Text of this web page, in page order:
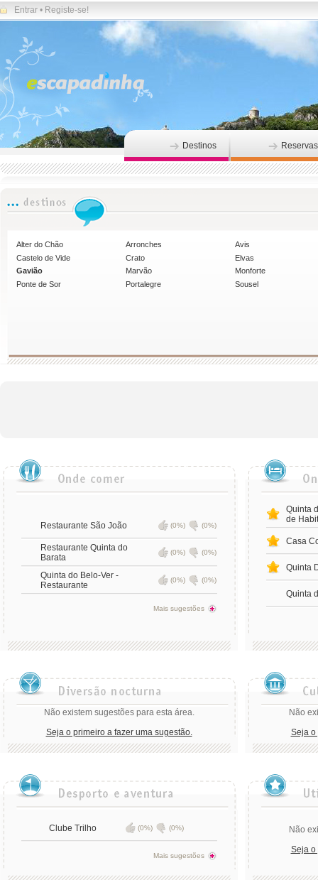
Entrar • Registe-se!
Destinos Reservas
Alter do Chão Arronches
Avis
Castelo de Vide
Crato
Elvas
Gavião
Marvão
Monforte
Ponte de Sor
Portalegre Sousel
Restaurante São João (0%) (0%)
Restaurante Quinta do
Barata
(0%) (0%)
Quinta do Belo-Ver -
Restaurante
(0%) (0%)
Mais sugestões
Quinta
de
Casa
Quinta
Quinta
Não existem sugestões para esta área.
Seja o primeiro a fazer uma sugestão.
Não
Seja o
Clube Trilho (0%) (0%)
Mais sugestões
Não
Seja o